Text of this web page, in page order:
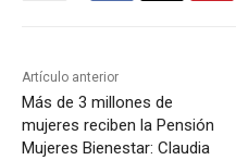
Artículo anterior
Más de 3 millones de
mujeres reciben la Pensión
Mujeres Bienestar: Claudia